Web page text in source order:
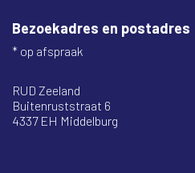
Bezoekadres en postadres
* op afspraak
RUD Zeeland
Buitenruststraat 6
4337 EH Middelburg